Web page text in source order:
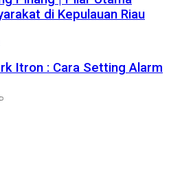
di Kepulauan Riau
Itron : Cara Setting Alarm